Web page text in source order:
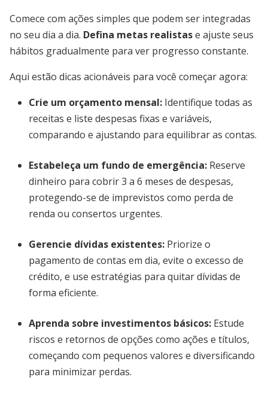
Comece com ações simples que podem ser integradas
no seu dia a dia. Defina metas realistase ajuste seus
hábitos gradualmente para ver progresso constante.
Aqui estão dicas acionáveis para você começar agora:
Crie um orçamento mensal: Identifique todas as
receitas e liste despesas fixas e variáveis,
comparando e ajustando para equilibrar as contas.
Estabeleça um fundo de emergência: Reserve
dinheiro para cobrir 3 a 6 meses de despesas,
protegendo-se de imprevistos como perda de
renda ou consertos urgentes.
Gerencie dívidas existentes: Priorize o
pagamento de contas em dia, evite o excesso de
crédito, e use estratégias para quitar dívidas de
forma eficiente.
Aprenda sobre investimentos básicos: Estude
riscos e retornos de opções como ações e títulos,
começando com pequenos valores e diversificando
para minimizar perdas.